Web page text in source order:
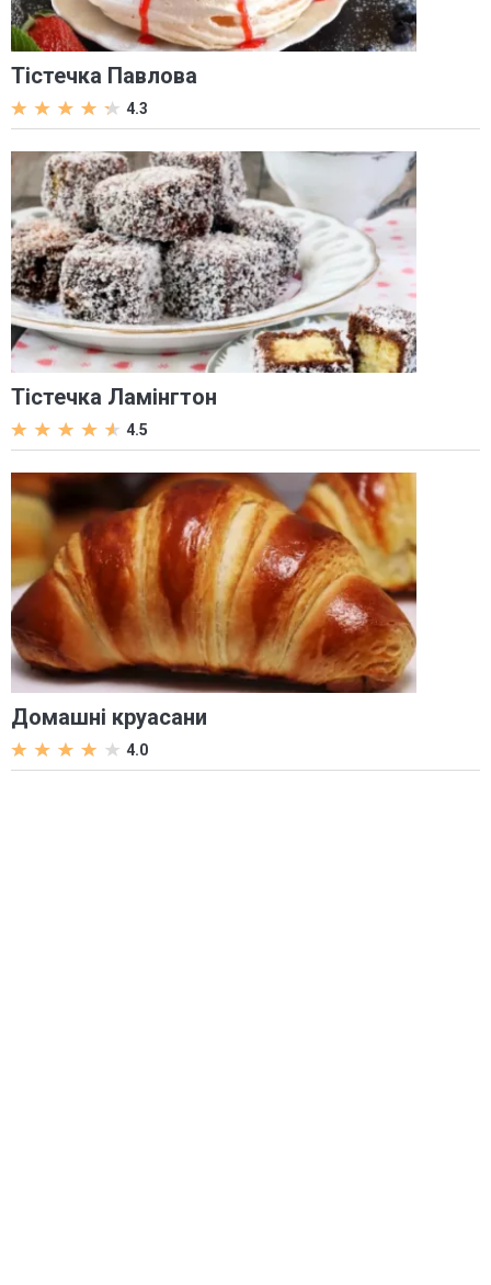
Тістечка Павлова
4.3
Тістечка Ламінгтон
4.5
Домашні круасани
4.0